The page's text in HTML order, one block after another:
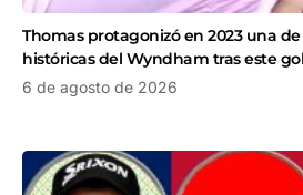
Thomas protagonizó en 2023 una
históricas del Wyndham tras este
6 de agosto de 2026